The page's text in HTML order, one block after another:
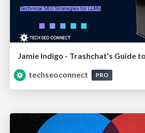
techseoconnect
PRO